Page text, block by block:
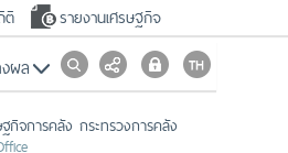
ติ รายงานเศรษฐกิจ
ผล
กิจการคลัง กระทรวงการคลัง